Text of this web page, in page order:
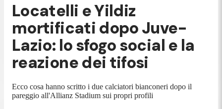
Locatelli e Yildiz
mortificati dopo Juve-
Lazio: lo sfogo social e la
reazione dei tifosi
Ecco cosa hanno scritto i due calciatori bianconeri dopo il
pareggio all'Allianz Stadium sui propri profili